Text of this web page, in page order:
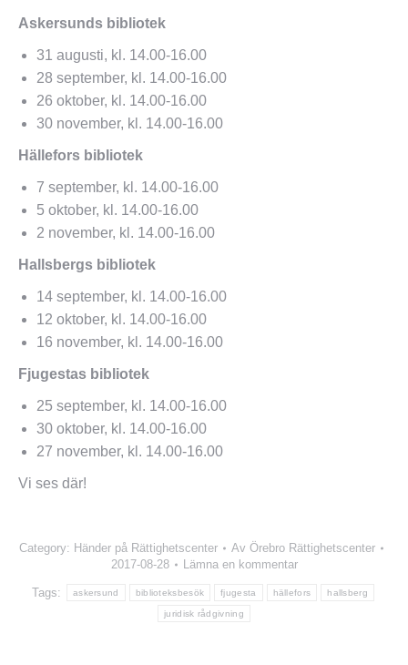
Askersunds bibliotek
31 augusti, kl. 14.00-16.00
28 september, kl. 14.00-16.00
26 oktober, kl. 14.00-16.00
30 november, kl. 14.00-16.00
Hällefors bibliotek
7 september, kl. 14.00-16.00
5 oktober, kl. 14.00-16.00
2 november, kl. 14.00-16.00
Hallsbergs bibliotek
14 september, kl. 14.00-16.00
12 oktober, kl. 14.00-16.00
16 november, kl. 14.00-16.00
Fjugestas bibliotek
25 september, kl. 14.00-16.00
30 oktober, kl. 14.00-16.00
27 november, kl. 14.00-16.00
Vi ses där!
Category: Händer på Rättighetscenter Av Örebro Rättighetscenter
2017-08-28
Lämna en kommentar
Tags: askersund biblioteksbesök fjugesta hällefors hallsberg
juridisk rådgivning